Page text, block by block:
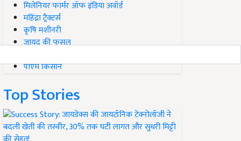
मिलेनियर फार्मर ऑफ इंडिया अवॉर्ड
महिंद्रा ट्रैक्टर्स
कृषि मशीनरी
जायद की फसल
पीएम किसान
Top Stories